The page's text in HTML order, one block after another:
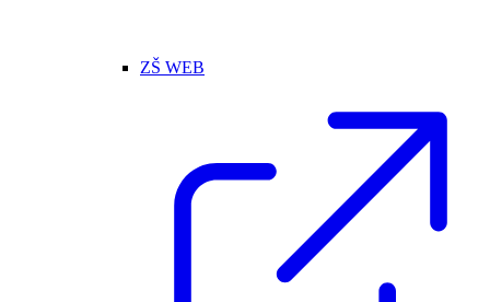
ZŠ WEB